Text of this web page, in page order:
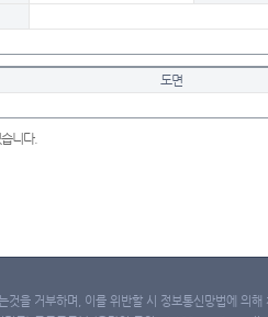
도면
니다.
것을 거부하며, 이를 위반할 시 정보통신망법에 의